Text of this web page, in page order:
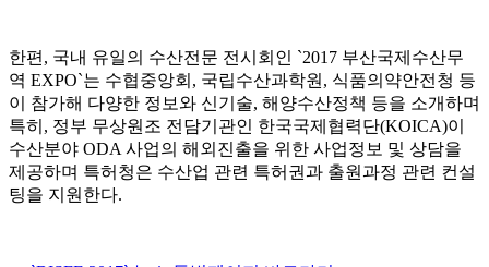
한편, 국내 유일의 수산전문 전시회인 `2017 부산국제수산무
역 EXPO`는 수협중앙회, 국립수산과학원, 식품의약안전청 등
이 참가해 다양한 정보와 신기술, 해양수산정책 등을 소개하며
특히, 정부 무상원조 전담기관인 한국국제협력단(KOICA)이
수산분야 ODA 사업의 해외진출을 위한 사업정보 및 상담을
제공하며 특허청은 수산업 관련 특허권과 출원과정 관련 컨설
팅을 지원한다.